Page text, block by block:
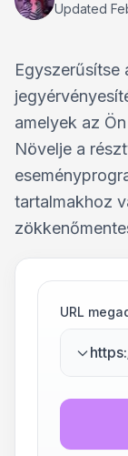
Updated
Egyszerűsítse
amelyek az
Növelje a
tartalmakhoz
URL